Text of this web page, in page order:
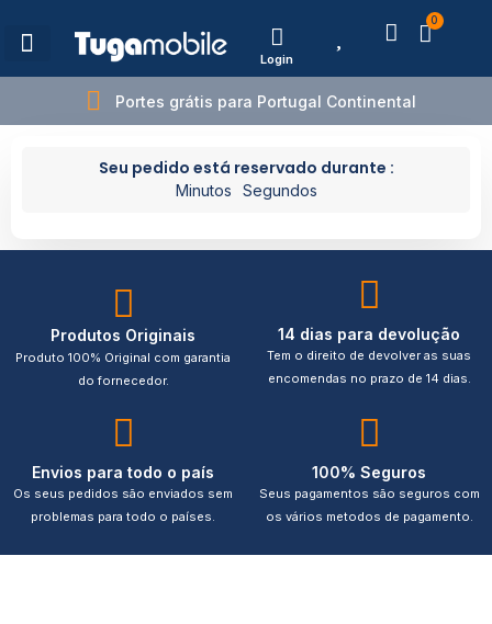
Login
0
Portes grátis para Portugal Continental
Seu pedido está reservado durante :
Minutos Segundos
Produtos Originais
Produto 100% Original com garantia
do fornecedor.
14 dias para devolução
Tem o direito de devolver as suas
encomendas no prazo de 14 dias.
Envios para todo o país
Os seus pedidos são enviados sem
problemas para todo o países.
100% Seguros
Seus pagamentos são seguros com
os vários metodos de pagamento.